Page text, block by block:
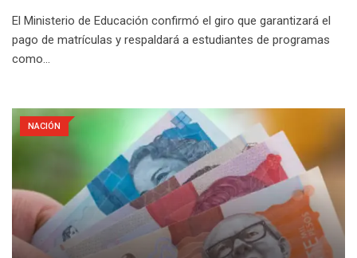
El Ministerio de Educación confirmó el giro que garantizará el
pago de matrículas y respaldará a estudiantes de programas
como…
NACIÓN